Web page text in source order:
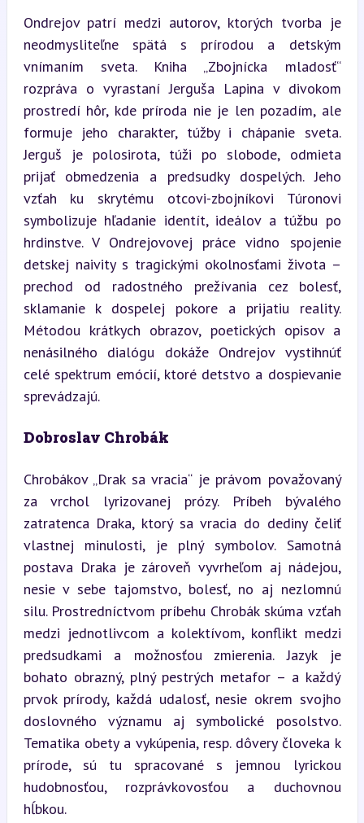
Ondrejov patrí medzi autorov, ktorých tvorba je
neodmysliteľne spätá s prírodou a detským
vnímaním sveta. Kniha „Zbojnícka mladosť“
rozpráva o vyrastaní Jerguša Lapina v divokom
prostredí hôr, kde príroda nie je len pozadím, ale
formuje jeho charakter, túžby i chápanie sveta.
Jerguš je polosirota, túži po slobode, odmieta
prijať obmedzenia a predsudky dospelých. Jeho
vzťah ku skrytému otcovi-zbojníkovi Túronovi
symbolizuje hľadanie identít, ideálov a túžbu po
hrdinstve. V Ondrejovovej práce vidno spojenie
detskej naivity s tragickými okolnosťami života –
prechod od radostného prežívania cez bolesť,
sklamanie k dospelej pokore a prijatiu reality.
Métodou krátkych obrazov, poetických opisov a
nenásilného dialógu dokáže Ondrejov vystihnúť
celé spektrum emócií, ktoré detstvo a dospievanie
sprevádzajú.
Dobroslav Chrobák
Chrobákov „Drak sa vracia“ je právom považovaný
za vrchol lyrizovanej prózy. Príbeh bývalého
zatratenca Draka, ktorý sa vracia do dediny čeliť
vlastnej minulosti, je plný symbolov. Samotná
postava Draka je zároveň vyvrheľom aj nádejou,
nesie v sebe tajomstvo, bolesť, no aj nezlomnú
silu. Prostredníctvom príbehu Chrobák skúma vzťah
medzi jednotlivcom a kolektívom, konflikt medzi
predsudkami a možnosťou zmierenia. Jazyk je
bohato obrazný, plný pestrých metafor – a každý
prvok prírody, každá udalosť, nesie okrem svojho
doslovného významu aj symbolické posolstvo.
Tematika obety a vykúpenia, resp. dôvery človeka k
prírode, sú tu spracované s jemnou lyrickou
hudobnosťou, rozprávkovosťou a duchovnou
hĺbkou.